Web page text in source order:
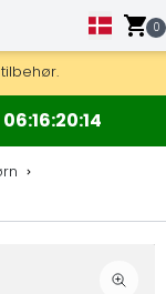
0
dekorationer.
06 16 20 13